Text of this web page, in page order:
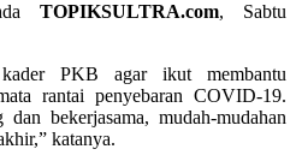
TOPIKSULTRA.com, Sabtu
PKB agar ikut membantu
rantai penyebaran COVID-19.
bekerjasama, mudah-mudahan
katanya.